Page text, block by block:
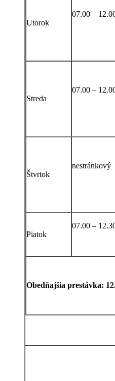
Utorok
07.00 –
Streda
07.00 –
Štvrtok
Piatok
07.00 –
Obedňajšia prestávka: